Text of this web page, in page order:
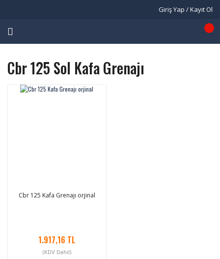
Giriş Yap / Kayıt Ol
Cbr 125 Sol Kafa Grenajı
Cbr 125 Kafa Grenajı orjinal
1.917,16 TL
(KDV Dahil)